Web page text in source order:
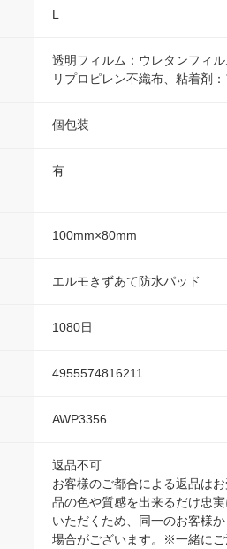
L
透明フィルム：ウレタンフィ
リプロピレン不織布、粘着剤
個包装
有
100mm×80mm
エルモきずあて防水パッド
1080日
4955574816211
AWP3356
返品不可
お客様のご都合による返品は
品の色や質感を出来るだけ忠
いただくため、同一のお客様
場合がございます。※一緒にご